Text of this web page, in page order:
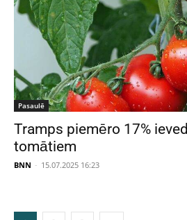
Pasaulē
Tramps piemēro 17%
tomātiem
BNN - 15.07.2025 16:23